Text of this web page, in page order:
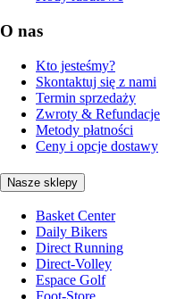
O nas
Kto jesteśmy?
Skontaktuj się z nami
Termin sprzedaży
Zwroty & Refundacje
Metody płatności
Ceny i opcje dostawy
Nasze sklepy
Basket Center
Daily Bikers
Direct Running
Direct-Volley
Espace Golf